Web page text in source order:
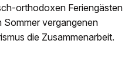
orthodoxen Feriengästen
Sommer vergangenen
die Zusammenarbeit.